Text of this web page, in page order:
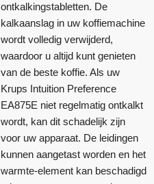
ontkalkingstabletten. De
kalkaanslag in uw koffiemachine
wordt volledig verwijderd,
waardoor u altijd kunt genieten
van de beste koffie. Als uw
Krups Intuition Preference
EA875E niet regelmatig ontkalkt
wordt, kan dit schadelijk zijn
voor uw apparaat. De leidingen
kunnen aangetast worden en het
warmte-element kan beschadigd